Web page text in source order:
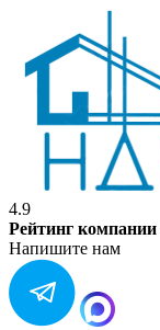
4.9
Рейтинг компании
Напишите нам